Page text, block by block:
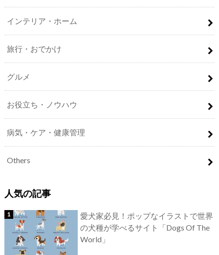
インテリア・ホーム
旅行・おでかけ
グルメ
お役立ち・ノウハウ
病気・ケア・健康管理
Others
人気の記事
愛犬家必見！ポップなイラストで世界
の犬種が学べるサイト「Dogs Of The
World」